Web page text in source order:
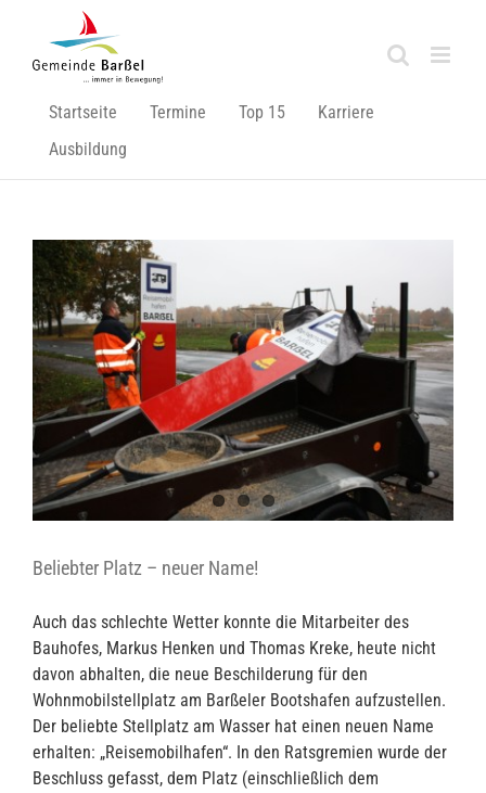
springen
Startseite Termine Top 15
Karriere
Ausbildung
Beliebter Platz – neuer Name!
Auch das schlechte Wetter konnte die Mitarbeiter des
Bauhofes, Markus Henken und Thomas Kreke, heute nicht
davon abhalten, die neue Beschilderung für den
Wohnmobilstellplatz am Barßeler Bootshafen aufzustellen.
Der beliebte Stellplatz am Wasser hat einen neuen Name
erhalten: „Reisemobilhafen“. In den Ratsgremien wurde der
Beschluss gefasst, dem Platz (einschließlich dem